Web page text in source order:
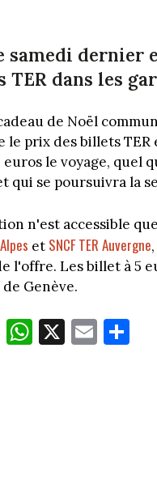
samedi dernier
TER dans les
de Noël
le prix des billets
euros le voyage, quel
qui se poursuivra la
n'est accessible
et SNCF TER Auvergne
l'offre. Les billet à 5
Genève.
Li
nk
W
ha
X E
m